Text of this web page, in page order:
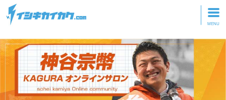
トップページ
動画を見る
記事を読む